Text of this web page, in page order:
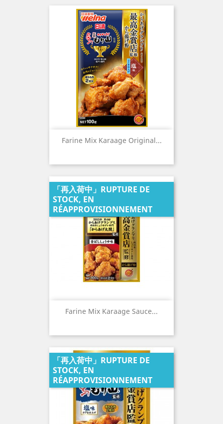
Farine Mix Karaage Original...
Farine Mix Karaage Sauce...
「再入荷中」RUPTURE DE
STOCK, EN
RÉAPPROVISIONNEMENT
「再入荷中」RUPTURE DE
STOCK, EN
RÉAPPROVISIONNEMENT